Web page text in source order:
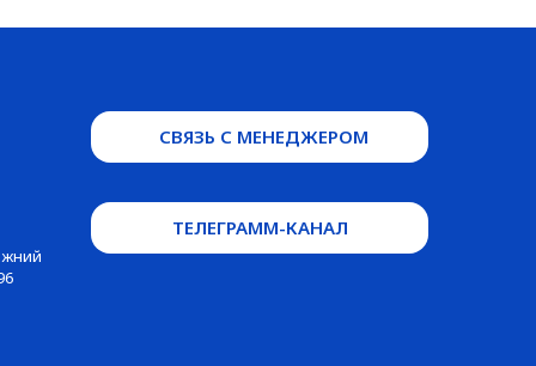
СВЯЗЬ С МЕНЕДЖЕРОМ
ТЕЛЕГРАММ-КАНАЛ